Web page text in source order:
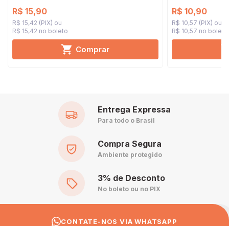
R$ 15,90
R$ 15,42 (PIX)
R$ 15,42 no boleto
Comprar
R$ 10,90
R$ 10,57 (PIX)
R$ 10,57 no boleto
CONTATE-NOS VIA WHATSAPP
Entrega Expressa
Para todo o Brasil
Compra Segura
Ambiente protegido
3% de Desconto
No boleto ou no PIX